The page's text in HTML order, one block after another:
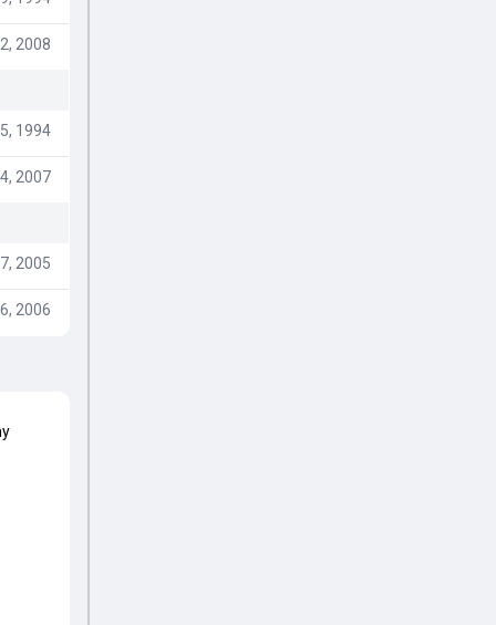
2008
1994
2007
2005
2006